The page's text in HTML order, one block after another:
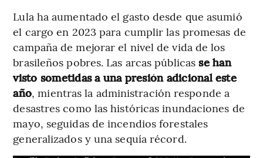
Lula ha aumentado el gasto desde que asumió
el cargo en 2023 para cumplir las promesas de
campaña de mejorar el nivel de vida de los
brasileños pobres. Las arcas públicas se han
visto sometidas a una presión adicional este
año, mientras la administración responde a
desastres como las históricas inundaciones de
mayo, seguidas de incendios forestales
generalizados y una sequía récord.